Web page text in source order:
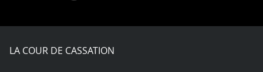
X
FacebookYoutubeLinkedInInstagram
LA COUR DE CASSATION